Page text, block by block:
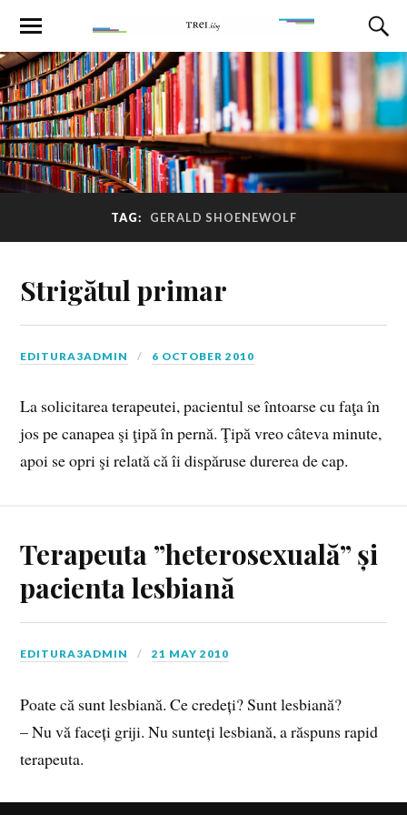
TAG: GERALD SHOENEWOLF
Strigătul primar
EDITURA3ADMIN 6 OCTOBER 2010
La solicitarea terapeutei, pacientul se întoarse cu faţa în
jos pe canapea şi ţipă în pernă. Ţipă vreo câteva minute,
apoi se opri şi relată că îi dispăruse durerea de cap.
Terapeuta ”heterosexuală” și
pacienta lesbiană
EDITURA3ADMIN 21 MAY 2010
Poate că sunt lesbiană. Ce credeți? Sunt lesbiană?
– Nu vă faceți griji. Nu sunteți lesbiană, a răspuns rapid
terapeuta.